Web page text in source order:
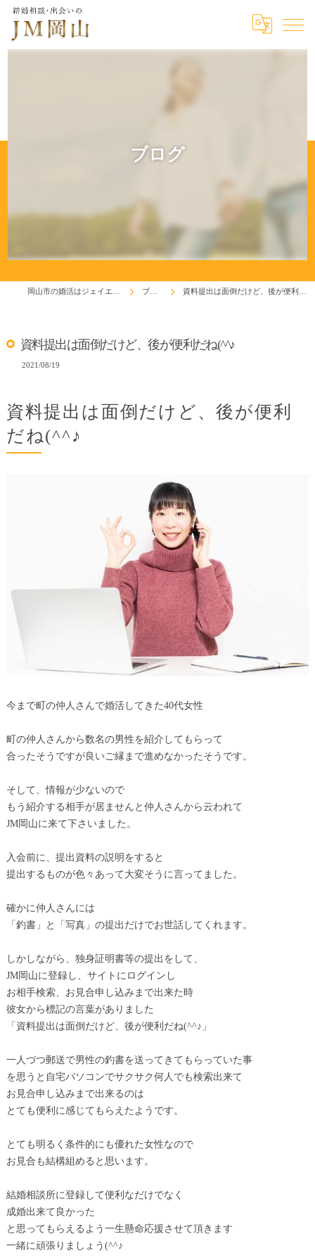
ブログ
ブログ 資料提出は面倒だけど、後が便利だね(^^♪
資料提出は面倒だけど、後が便利だね(^^♪
2021/08/19
資料提出は面倒だけど、後が便利
だね(^^♪
今まで町の仲人さんで婚活してきた40代女性
町の仲人さんから数名の男性を紹介してもらって
合ったそうですが良いご縁まで進めなかったそうです。
そして、情報が少ないので
もう紹介する相手が居ませんと仲人さんから云われて
JM岡山に来て下さいました。
入会前に、提出資料の説明をすると
提出するものが色々あって大変そうに言ってました。
確かに仲人さんには
「釣書」と「写真」の提出だけでお世話してくれます。
しかしながら、独身証明書等の提出をして、
JM岡山に登録し、サイトにログインし
お相手検索、お見合申し込みまで出来た時
彼女から標記の言葉がありました
「資料提出は面倒だけど、後が便利だね(^^♪」
一人づつ郵送で男性の釣書を送ってきてもらっていた事
を思うと自宅パソコンでサクサク何人でも検索出来て
お見合申し込みまで出来るのは
とても便利に感じてもらえたようです。
とても明るく条件的にも優れた女性なので
お見合も結構組めると思います。
結婚相談所に登録して便利なだけでなく
成婚出来て良かった
と思ってもらえるよう一生懸命応援させて頂きます
一緒に頑張りましょう(^^♪